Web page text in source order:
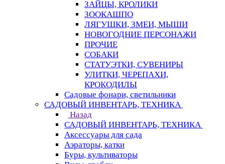
ЗАЙЦЫ, КРОЛИКИ
ЗООКАШПО
ЛЯГУШКИ, ЗМЕИ, МЫШИ
НОВОГОДНИЕ ПЕРСОНАЖИ
ПРОЧИЕ
СОБАКИ
СТАТУЭТКИ, СУВЕНИРЫ
УЛИТКИ, ЧЕРЕПАХИ,
КРОКОДИЛЫ
Садовые фонари, светильники
САДОВЫЙ ИНВЕНТАРЬ, ТЕХНИКА
Назад
САДОВЫЙ ИНВЕНТАРЬ, ТЕХНИКА
Аксессуары для сада
Аэраторы, катки
Буры, культиваторы